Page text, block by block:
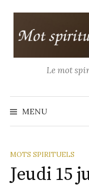
contenu
Le mot
MENU
MOTS SPIRITUELS
Jeudi 15